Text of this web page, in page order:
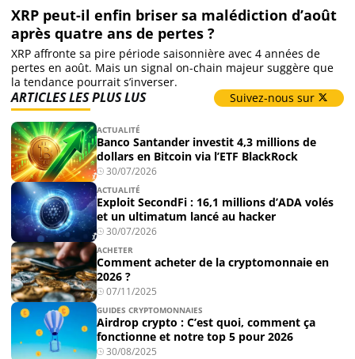
Actualité Exchanges
Actualité IA
Guides
Acheter Cryptomonnaies
Prédictions
Cryptomonnaies
Bitcoin (BTC)
Ethereum (ETH)
XRP peut-il enfin briser sa malédiction d’août
après quatre ans de pertes ?
XRP affronte sa pire période saisonnière avec 4 années de
pertes en août. Mais un signal on-chain majeur suggère que
la tendance pourrait s’inverser.
ARTICLES LES PLUS LUS Suivez-nous sur
ACTUALITÉ
Banco Santander investit 4,3 millions de
dollars en Bitcoin via l’ETF BlackRock
30/07/2026
ACTUALITÉ
Exploit SecondFi : 16,1 millions d’ADA volés
et un ultimatum lancé au hacker
30/07/2026
ACHETER
Comment acheter de la cryptomonnaie en
2026 ?
07/11/2025
GUIDES CRYPTOMONNAIES
Airdrop crypto : C’est quoi, comment ça
fonctionne et notre top 5 pour 2026
30/08/2025